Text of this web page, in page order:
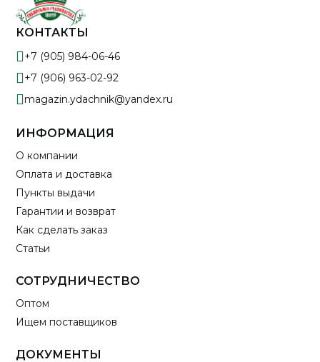
КОНТАКТЫ
+7 (905) 984-06-46
+7 (906) 963-02-92
magazin.ydachnik@yandex.ru
ИНФОРМАЦИЯ
О компании
Оплата и доставка
Пункты выдачи
Гарантии и возврат
Как сделать заказ
Статьи
СОТРУДНИЧЕСТВО
Оптом
Ищем поставщиков
ДОКУМЕНТЫ